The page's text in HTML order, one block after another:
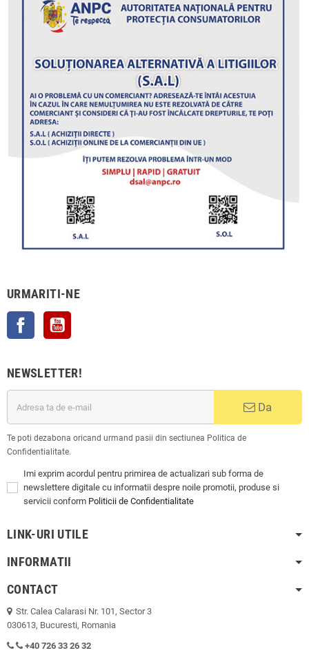
URMARITI-NE
Facebook
NEWSLETTER!
Da
Te poti dezabona oricand urmand pasii din sectiunea Politica de
Confidentialitate.
Imi exprim acordul pentru primirea de actualizari sub forma de
newslettere digitale cu informatii despre noile promotii, produse si
servicii conform Politicii de Confidentialitate
LINK-URI UTILE
INFORMATII
CONTACT
Str. Calea Calarasi Nr. 101, Sector 3
030613, Bucuresti, Romania
+40 726 33 26 32